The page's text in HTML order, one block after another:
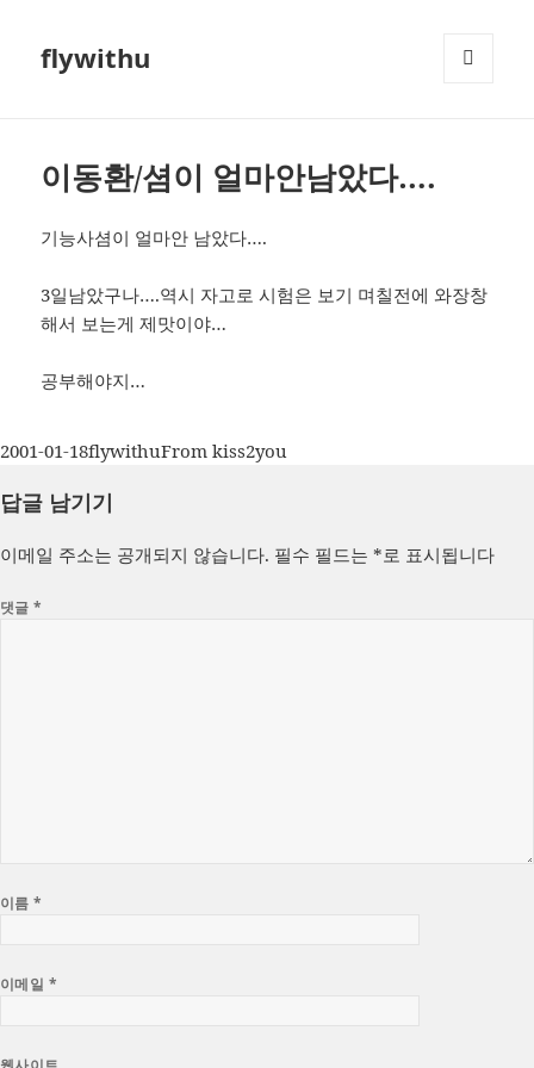
flywithu
이동환/셤이 얼마안남았다….
기능사셤이 얼마안 남았다….
3일남았구나….역시 자고로 시험은 보기 며칠전에 와장창
해서 보는게 제맛이야…
공부해야지…
작
일
2001-01-18글
이
flywithu카
From kiss2you
답글 남기기
이메일 주소는 공개되지 않습니다. 필수 필드는 *로 표시됩니다
댓글*
이름*
이메일 *